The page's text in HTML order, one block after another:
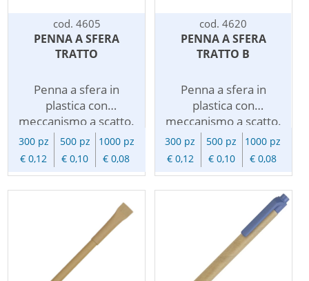
cod. 4605
PENNA A SFERA
TRATTO
Penna a sfera in
plastica con
meccanismo a scatto.
Refill inchiostro nero.
Disponibile in vari
colori. Pratica,
personalizzabile con il
vostro logo. Questa
penna a sfera
personalizzata diventa
un gadget pubblicitario
300 pz 500 pz
1000 pz
€ 0,12
€ 0,10 € 0,08
cod. 4620
PENNA A SFERA
TRATTO B
Penna a sfera in
plastica con
meccanismo a scatto.
Fusto colore bianco
con clip colorata. Refill
inchiostro nero.
vostro logo. Le penne
pubblicitarie
personalizzate sono
una soluzione
economica per i vostri
300 pz 500 pz
1000 pz
€ 0,12
€ 0,10 € 0,08